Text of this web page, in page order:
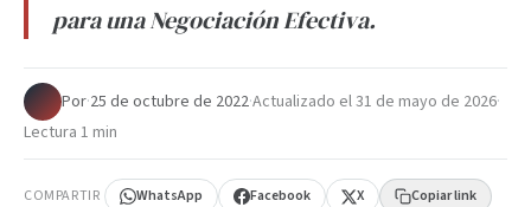
para una Negociación Efectiva.
Por·25 de octubre de 2022·Actualizado el31 de mayo de 2026·
Lectura 1 min
COMPARTIR WhatsApp Facebook X Copiar link